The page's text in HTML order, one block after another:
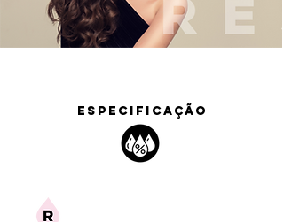
ESPECIFICAÇÃO